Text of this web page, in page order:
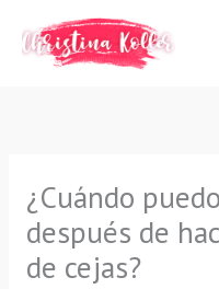
contenido
¿Cuándo
después de
de cejas?